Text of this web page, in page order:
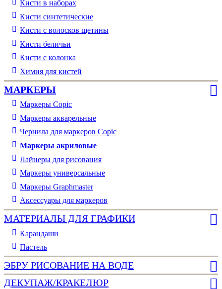
Кисти в наборах
Кисти синтетические
Кисти с волосков щетины
Кисти беличьи
Кисти с колонка
Химия для кистей
МАРКЕРЫ
Маркеры Copic
Маркеры акварельные
Чернила для маркеров Copic
Маркеры акриловые
Лайнеры для рисования
Маркеры универсальные
Маркеры Graphmaster
Аксессуары для маркеров
МАТЕРИАЛЫ ДЛЯ ГРАФИКИ
Карандаши
Пастель
ЭБРУ РИСОВАНИЕ НА ВОДЕ
ДЕКУПАЖ/КРАКЕЛЮР